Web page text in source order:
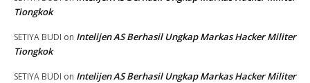
Tiongkok
SETIYA BUDI on Intelijen AS Berhasil Ungkap Markas Hacker Militer
Tiongkok
SETIYA BUDI on Intelijen AS Berhasil Ungkap Markas Hacker Militer